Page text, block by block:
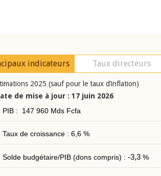
indicateurs Taux directeurs
2025 (sauf pour le taux d’inflation)
de mise à jour : 17 juin 2026
PIB : 147 960 Mds Fcfa
Taux de croissance : 6,6 %
Solde budgétaire/PIB (dons compris) : -3,3%